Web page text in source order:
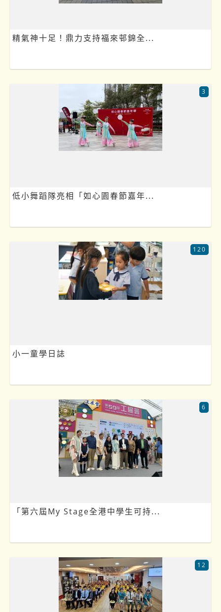
精氣神十足！鼎力支持福來邨錦全...
低小舞蹈隊亮相「如心園春節嘉年...
3
小一童學日誌
120
「第六屆My Stage全港中學生可持...
6
12